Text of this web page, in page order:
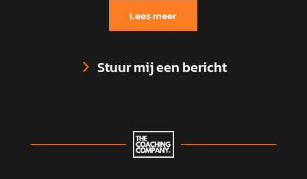
Lees meer
Stuur mij een bericht